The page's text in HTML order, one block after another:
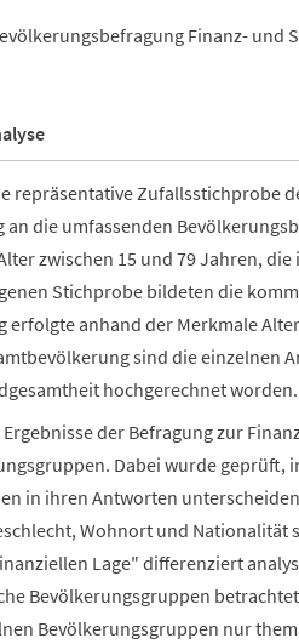
Finanz- und
repräsentative Zufallsstichprobe
die umfassenden
zwischen 15 und 79 Jahren,
Stichprobe bildeten die
erfolgte anhand der Merkmale
sind die
hochgerechnet worden.
der Befragung zur
Dabei wurde geprüft,
in ihren Antworten
Wohnort und
Lage" differenziert
Bevölkerungsgruppen
Bevölkerungsgruppen nur